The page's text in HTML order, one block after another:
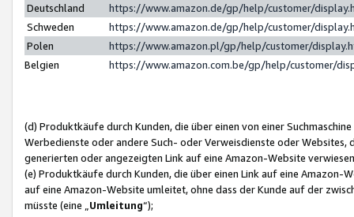
Deutschland
https://www.amazon.de/gp/help/customer/
Schweden
https://www.amazon.de/gp/help/customer/
Polen
https://www.amazon.pl/gp/help/customer/
Belgien
https://www.amazon.com.be/gp/help/customer/
(d) Produktkäufe durch Kunden, die über einen von einer
Werbedienste oder andere Such- oder Verweisdienste oder Websites,
generierten oder angezeigten Link auf eine Amazon-Website
(e) Produktkäufe durch Kunden, die über einen Link auf eine
auf eine Amazon-Website umleitet, ohne dass der Kunde auf der
müsste (eine „ Umleitung“);